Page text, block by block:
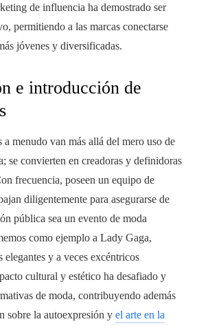
de influencia ha demostrado ser
permitiendo a las marcas conectarse
jóvenes y diversificadas.
e introducción de
a menudo van más allá del mero uso de
se convierten en creadoras y definidoras
frecuencia, poseen un equipo de
diligentemente para asegurarse de
pública sea un evento de moda
como ejemplo a Lady Gaga,
elegantes y a veces excéntricos
cultural y estético ha desafiado y
de moda, contribuyendo además
sobre la autoexpresión y el arte en la